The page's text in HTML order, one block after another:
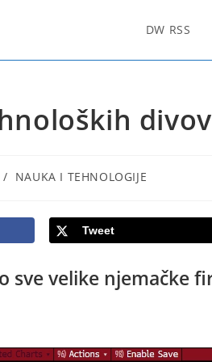
DW RSS
/ NAUKA I TEHNOLOGIJE
Tweet
sve velike njemačke